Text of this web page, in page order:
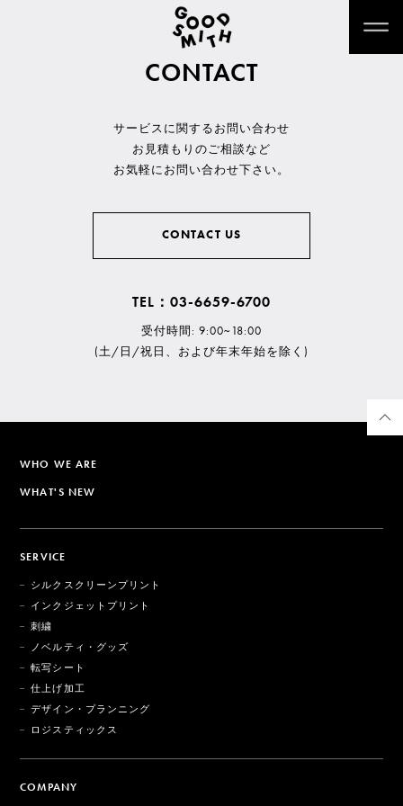
CONTACT
サービスに関するお問い合わせ
お見積もりのご相談など
お気軽にお問い合わせ下さい。
CONTACT US
TEL：03-6659-6700
受付時間: 9:00~18:00
(土/日/祝日、および年末年始を除く)
WHO WE ARE
WHAT'S NEW
SERVICE
シルクスクリーンプリント
インクジェットプリント
刺繍
ノベルティ・グッズ
転写シート
仕上げ加工
デザイン・プランニング
ロジスティックス
COMPANY